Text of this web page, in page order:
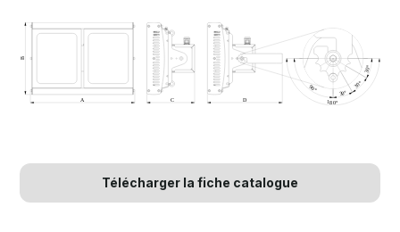
Télécharger la fiche catalogue